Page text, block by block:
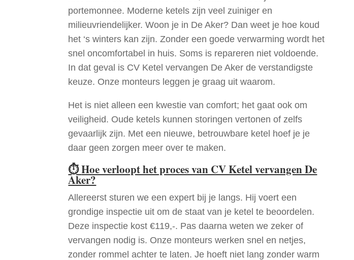
portemonnee. Moderne ketels zijn veel zuiniger en
milieuvriendelijker. Woon je in De Aker? Dan weet je hoe koud
het ‘s winters kan zijn. Zonder een goede verwarming wordt het
snel oncomfortabel in huis. Soms is repareren niet voldoende.
In dat geval is CV Ketel vervangen De Aker de verstandigste
keuze. Onze monteurs leggen je graag uit waarom.
Het is niet alleen een kwestie van comfort; het gaat ook om
veiligheid. Oude ketels kunnen storingen vertonen of zelfs
gevaarlijk zijn. Met een nieuwe, betrouwbare ketel hoef je je
daar geen zorgen meer over te maken.
⏱Hoe verloopt het proces van CV Ketel vervangen De
Aker?
Allereerst sturen we een expert bij je langs. Hij voert een
grondige inspectie uit om de staat van je ketel te beoordelen.
Deze inspectie kost €119,-. Pas daarna weten we zeker of
vervangen nodig is. Onze monteurs werken snel en netjes,
zonder rommel achter te laten. Je hoeft niet lang zonder warm